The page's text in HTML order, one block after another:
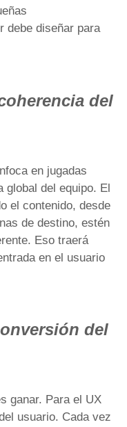
debe diseñar para
del
en jugadas
global del equipo. El
el contenido, desde
de destino, estén
Eso traerá
en el usuario
del
ganar. Para el UX
usuario. Cada vez